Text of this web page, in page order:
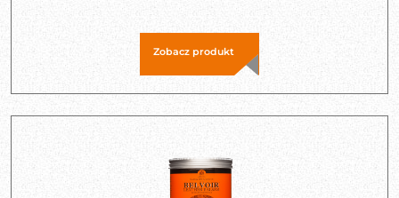
Zobacz produkt